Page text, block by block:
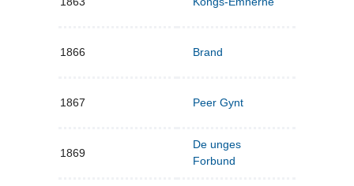
1866 Brand
1867 Peer Gynt
1869
De unges
Forbund